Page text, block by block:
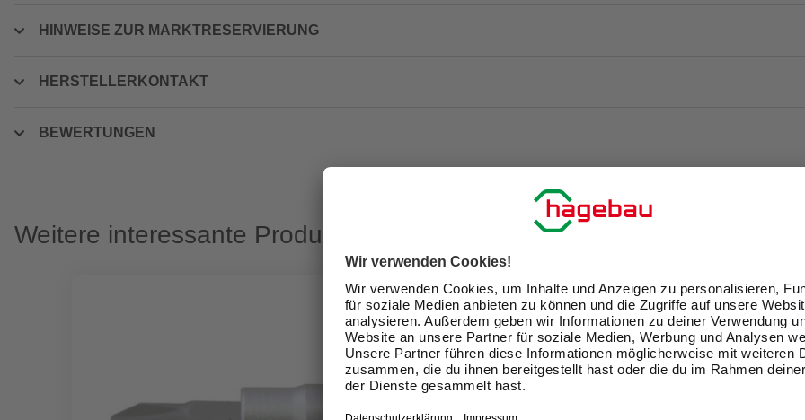
HINWEISE ZUR MARKTRESERVIERUNG
HERSTELLERKONTAKT
BEWERTUNGEN
Weitere interessante Produkte